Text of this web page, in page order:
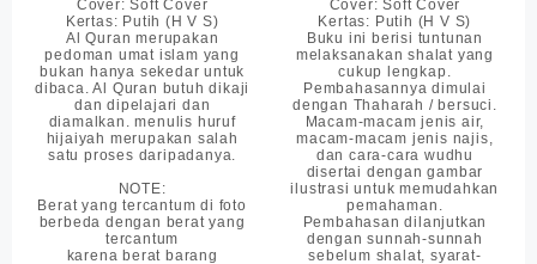
Cover: Soft Cover
Kertas: Putih (H V S)
Al Quran merupakan
pedoman umat islam yang
bukan hanya sekedar untuk
dibaca. Al Quran butuh dikaji
dan dipelajari dan
diamalkan. menulis huruf
hijaiyah merupakan salah
satu proses daripadanya.
NOTE:
Berat yang tercantum di foto
berbeda dengan berat yang
tercantum
karena berat barang
Cover: Soft Cover
Kertas: Putih (H V S)
Buku ini berisi tuntunan
melaksanakan shalat yang
cukup lengkap.
Pembahasannya dimulai
dengan Thaharah / bersuci.
Macam-macam jenis air,
macam-macam jenis najis,
dan cara-cara wudhu
disertai dengan gambar
ilustrasi untuk memudahkan
pemahaman.
Pembahasan dilanjutkan
dengan sunnah-sunnah
sebelum shalat, syarat-